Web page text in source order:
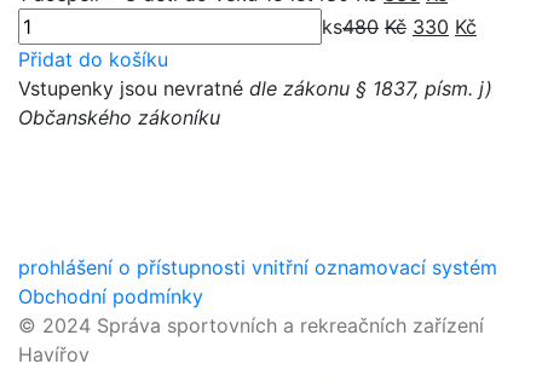
ks480 Kč 330 Kč
Přidat do košíku
Vstupenky jsou nevratné dle zákonu § 1837, písm. j)
Občanského zákoníku
prohlášení o přístupnosti vnitřní oznamovací systém
Obchodní podmínky
© 2024 Správa sportovních a rekreačních zařízení
Havířov